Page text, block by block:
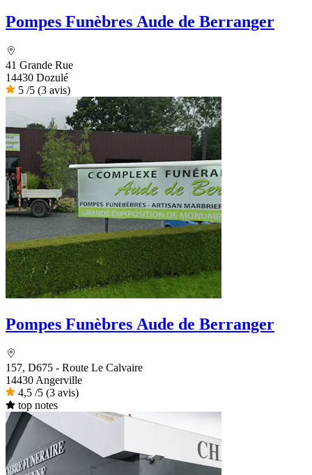
Pompes Funèbres Aude de Berranger
41 Grande Rue
14430 Dozulé
5 /5 (3 avis)
Pompes Funèbres Aude de Berranger
157, D675 - Route Le Calvaire
14430 Angerville
4,5 /5 (3 avis)
top notes